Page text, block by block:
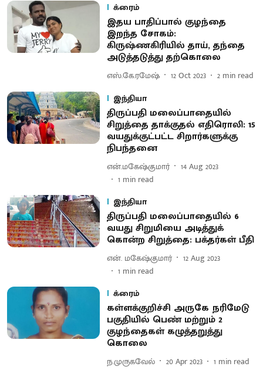
க்ரைம்
இதய பாதிப்பால் குழந்தை
இறந்த சோகம்:
கிருஷ்ணகிரியில் தாய், தந்தை
அடுத்தடுத்து தற்கொலை
எஸ்.கே.ரமேஷ் 12 Oct 2023 2 min read
இந்தியா
திருப்பதி மலைப்பாதையில்
சிறுத்தை தாக்குதல் எதிரொலி: 15
வயதுக்குட்பட்ட சிறார்களுக்கு
நிபந்தனை
என்.மகேஷ்குமார்
14 Aug 2023
1 min read
இந்தியா
திருப்பதி மலைப்பாதையில் 6
வயது சிறுமியை அடித்துக்
கொன்ற சிறுத்தை: பக்தர்கள் பீதி
என். மகேஷ்குமார்
12 Aug 2023
1 min read
க்ரைம்
கள்ளக்குறிச்சி அருகே நரிமேடு
பகுதியில் பெண்‌ மற்றும் 2
குழந்தைகள் கழுத்தறுத்து
கொலை
ந.முருகவேல் 20 Apr 2023 1 min read